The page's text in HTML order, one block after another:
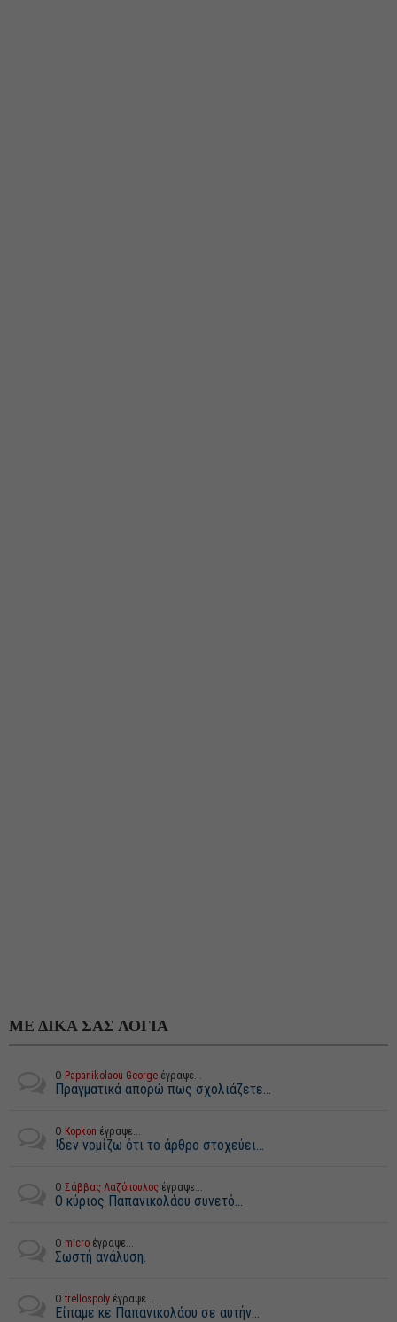
ΜΕ ΔΙΚΑ ΣΑΣ ΛΟΓΙΑ
Ο Papanikolaou George έγραψε...
Πραγματικά απορώ πως σχολιάζετε...
Ο Kopkon έγραψε...
!δεν νομίζω ότι το άρθρο στοχεύει...
Ο Σάββας Λαζόπουλος έγραψε...
Ο κύριος Παπανικολάου συνετό...
Ο micro έγραψε...
Σωστή ανάλυση.
Ο trellospoly έγραψε...
Είπαμε κε Παπανικολάου σε αυτήν...